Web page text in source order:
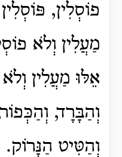
פוֹסְלִין,
מַעֲלִין וְלֹא
אֵלּוּ מַעֲלִין
וְהַבָּרָד,
וְהַטִּיט הַנָּרוֹק.